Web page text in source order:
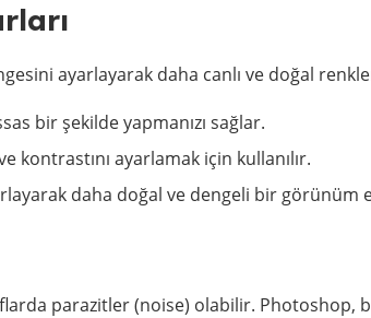
ayarlayarak daha canlı ve doğal
bir şekilde yapmanızı sağlar.
kontrastını ayarlamak için kullanılır.
daha doğal ve dengeli bir görünüm
parazitler (noise) olabilir. Photoshop,